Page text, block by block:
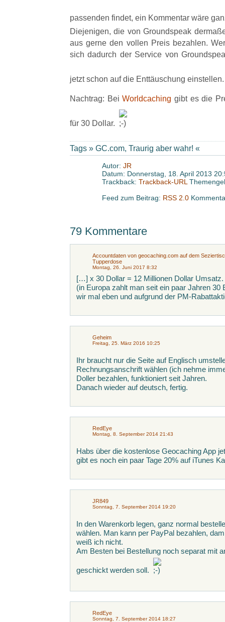
passenden findet, ein Kommentar wäre
Diejenigen, die von Groundspeak
aus gerne den vollen Preis bezahlen.
sich dadurch der Service von
jetzt schon auf die Enttäuschung
Nachtrag: BeiWorldcaching gibt es die
für 30 Dollar.
Tags » GC.com, Traurig aber wahr! «
Autor: JR
Datum: Donnerstag, 18. April 2013
Trackback: Trackback-URL
Feed zum Beitrag: RSS 2.0
79 Kommentare
Accountdaten von geocaching.com auf dem
Tupperdose
Montag, 26. Juni 2017 8:32
[…] x 30 Dollar = 12 Millionen Dollar
(in Europa zahlt man seit ein paar Jahren
wir mal eben und aufgrund der PM-
Geheim
Freitag, 25. März 2016 10:25
Ihr braucht nur die Seite auf Englisch
Rechnungsanschrift wählen (ich nehme
Doller bezahlen, funktioniert seit Jahren.
Danach wieder auf deutsch, fertig.
RedEye
Montag, 8. September 2014 21:43
Habs über die kostenlose Geocaching App
gibt es noch ein paar Tage 20% auf iTunes
JR849
Sonntag, 7. September 2014 19:20
In den Warenkorb legen, ganz normal
wählen. Man kann per PayPal bezahlen,
weiß ich nicht.
Am Besten bei Bestellung noch separat mit
geschickt werden soll.
RedEye
Sonntag, 7. September 2014 18:27